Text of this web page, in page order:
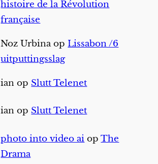
histoire de la Révolution
française
Noz UrbinaopLissabon /6
uitputtingsslag
ian op Slutt Telenet
ian op Slutt Telenet
photo into video ai opThe
Drama